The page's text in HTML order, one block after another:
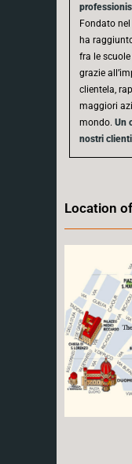
Fondato nel
ha
fra le
grazie
clientela,
maggiori
mondo. Un
nostri
Location